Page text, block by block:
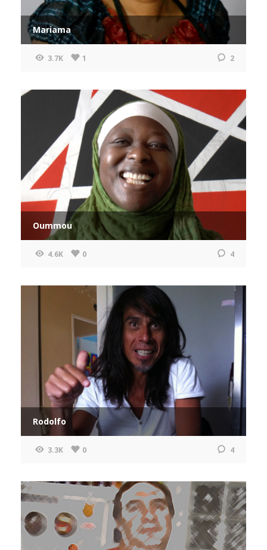
Mariama
3.7K 1 2
Oummou
4.6K 0 4
Rodolfo
3.3K 0 4